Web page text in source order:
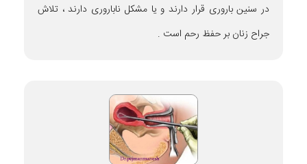
در سنین باروری قرار دارند و یا مشکل ناباروری دارند ، تلاش
جراح زنان بر حفظ رحم است .